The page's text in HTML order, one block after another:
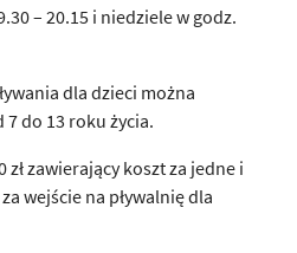
– 20.15 i niedziele w godz.
dla dzieci można
do 13 roku życia.
zł zawierający koszt za jedne i
wejście na pływalnię dla